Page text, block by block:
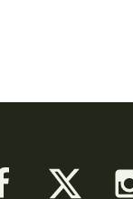
Facebook